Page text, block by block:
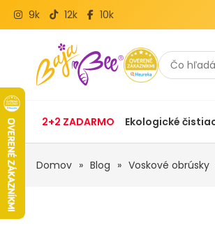
9k 12k 10k
2+2 ZADARMO Ekologické
Domov » Blog » Voskové obrúsky